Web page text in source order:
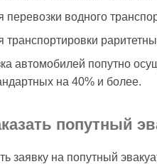
перевозки водного
транспортировки
автомобилей попутно
на 40% и более.
попутный
заявку на попутный